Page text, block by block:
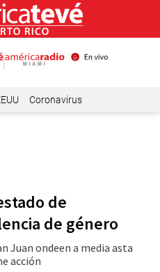
Coronavirus
de
de género
Juan ondeen a media asta
acción